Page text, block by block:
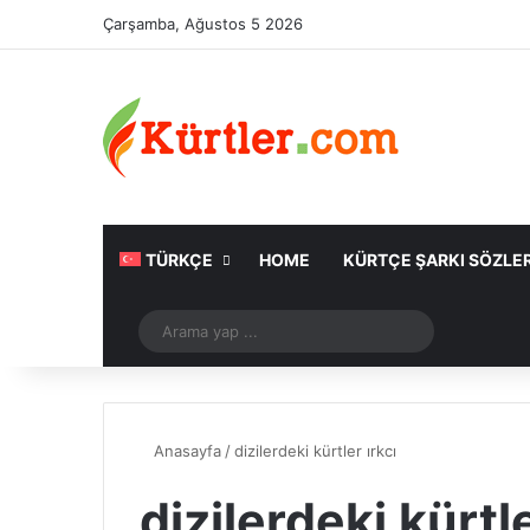
Çarşamba, Ağustos 5 2026
TÜRKÇE HOME KÜRTÇE ŞARKI
Rastgele Makale
yap
Anasayfa /dizilerdeki kürtler ırkcı